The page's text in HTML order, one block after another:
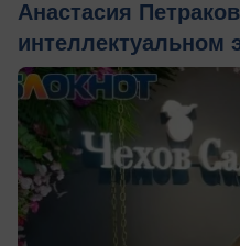
Анастасия
интеллектуальном